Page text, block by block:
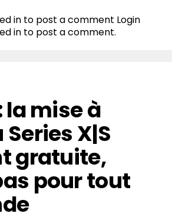
in to post a comment Login
in to post a comment.
la mise à
X|S
gratuite,
pour tout